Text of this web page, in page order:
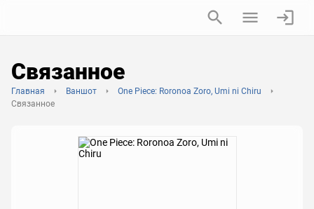
Связанное
Главная Ваншот
One Piece: Roronoa Zoro, Umi ni Chiru
Связанное